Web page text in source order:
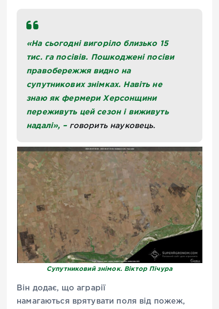
«На сьогодні вигоріло близько 15
тис. га посівів. Пошкоджені посіви
правобережжя видно на
супутникових знімках. Навіть не
знаю як фермери Херсонщини
переживуть цей сезон і виживуть
надалі», – говорить науковець.
Супутниковий знімок. Віктор Пічура
Він додає, що аграрії
намагаються врятувати поля від пожеж,